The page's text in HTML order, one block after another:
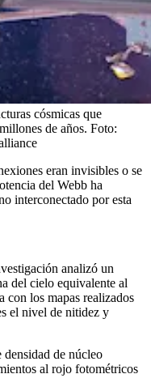
cósmicas que
de años. Foto:
eran invisibles o se
del Webb ha
interconectado por esta
analizó un
del cielo equivalente al
con los mapas realizados
el nivel de nitidez y
de núcleo
al rojo fotométricos